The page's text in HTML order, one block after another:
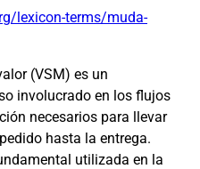
lexicon-terms/muda-
(VSM) es un
involucrado en los flujos
necesarios para llevar
hasta la entrega.
utilizada en la